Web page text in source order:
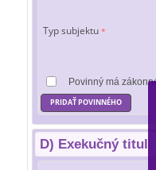
Typ subjektu*
Povinný má
PRIDAŤ POVINNÉHO
D) Exekučný titul